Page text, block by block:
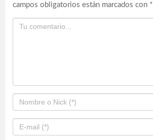
campos obligatorios están marcados con *